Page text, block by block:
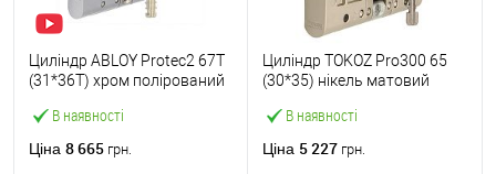
В наявності
Циліндр ABLOY Protec2 67T
(31*36T) хром полірований
Ціна 8 665 грн.
В наявності
Циліндр TOKOZ Pro300 65
(30*35) нікель матовий
Ціна 5 227 грн.